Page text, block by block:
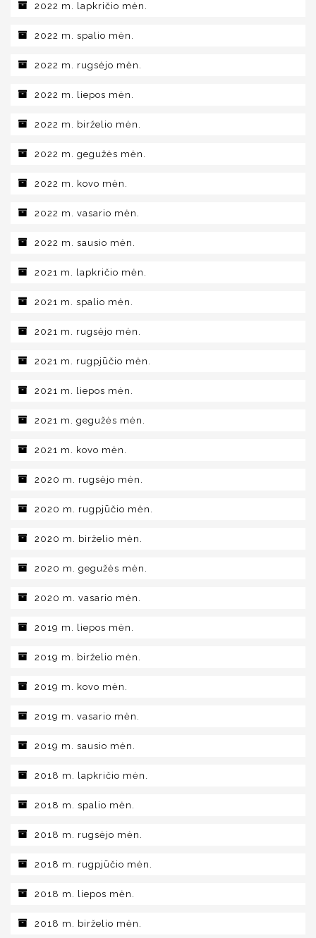
2022 m. lapkričio mėn.
2022 m. spalio mėn.
2022 m. rugsėjo mėn.
2022 m. liepos mėn.
2022 m. birželio mėn.
2022 m. gegužės mėn.
2022 m. kovo mėn.
2022 m. vasario mėn.
2022 m. sausio mėn.
2021 m. lapkričio mėn.
2021 m. spalio mėn.
2021 m. rugsėjo mėn.
2021 m. rugpjūčio mėn.
2021 m. liepos mėn.
2021 m. gegužės mėn.
2021 m. kovo mėn.
2020 m. rugsėjo mėn.
2020 m. rugpjūčio mėn.
2020 m. birželio mėn.
2020 m. gegužės mėn.
2020 m. vasario mėn.
2019 m. liepos mėn.
2019 m. birželio mėn.
2019 m. kovo mėn.
2019 m. vasario mėn.
2019 m. sausio mėn.
2018 m. lapkričio mėn.
2018 m. spalio mėn.
2018 m. rugsėjo mėn.
2018 m. rugpjūčio mėn.
2018 m. liepos mėn.
2018 m. birželio mėn.